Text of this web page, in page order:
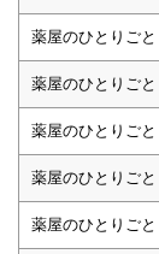
薬屋のひとりご
薬屋のひとりご
薬屋のひとりご
薬屋のひとりご
薬屋のひとりご